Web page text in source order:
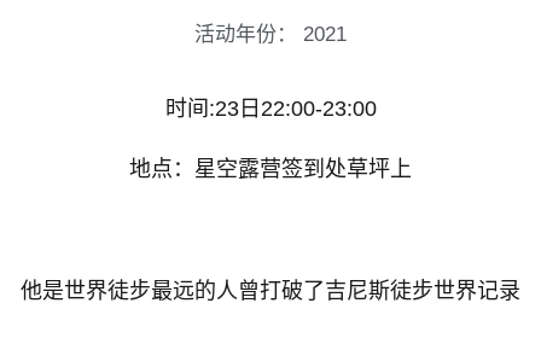
活动年份： 2021
时间:23日22:00-23:00
地点：星空露营签到处草坪上
他是世界徒步最远的人曾打破了吉尼斯徒步世界记录